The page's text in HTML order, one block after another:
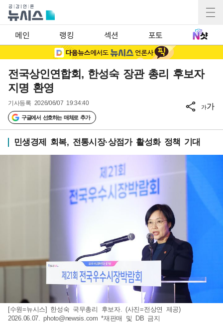
메인 랭킹 섹션 포토
전국상인연합회, 한성숙 장관 총리 후보자
지명 환영
기사등록 2026/06/07 19:34:40
구글에서 선호하는 매체로 추가
가가
민생경제 회복, 전통시장·상점가 활성화 정책 기대
[수원=뉴시스] 한성숙 국무총리 후보자. (사진=전상연 제공)
2026.06.07.photo@newsis.com *재판매 및 DB 금지